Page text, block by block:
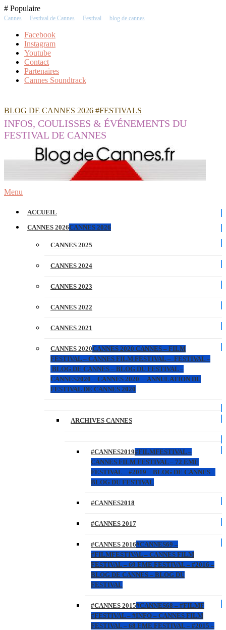
Skip
To
# Populaire
Cannes Festival de Cannes Festival blog de cannes
Facebook
Instagram
Youtube
Contact
Partenaires
Cannes Soundtrack
BLOG DE CANNES 2026 #FESTIVALS
INFOS, COULISSES & ÉVÉNEMENTS DU
FESTIVAL DE CANNES
Menu
ACCUEIL
CANNES 2026CANNES 2026
CANNES 2025
CANNES 2024
CANNES 2023
CANNES 2022
CANNES 2021
CANNES 2020CANNES 2020 CANNES – FILM
FESTIVAL – CANNES FILM FESTIVAL – FESTIVAL –
BLOG DE CANNES – BLOG DU FESTIVAL –
CANNES2020 – CANNES 2020 – ANNULATION DU
FESTIVAL DE CANNES 2020
ARCHIVES CANNES
#CANNES2019#FILMFESTIVAL –
CANNES FILM FESTIVAL – 72 EME
FESTIVAL – #2019 – BLOG DE CANNES –
BLOG DU FESTIVAL
#CANNES2018
#CANNES 2017
#CANNES 2016#CANNES69 –
#FILMFESTIVAL – CANNES FILM
FESTIVAL – 69 EME FESTIVAL – #2016 –
BLOG DE CANNES – BLOG DU
FESTIVAL
#CANNES 2015#CANNES68 – #FILMF
#FESTIVAL – #INFO – CANNES FILM
FESTIVAL – 68 EME FESTIVAL – #2015 –